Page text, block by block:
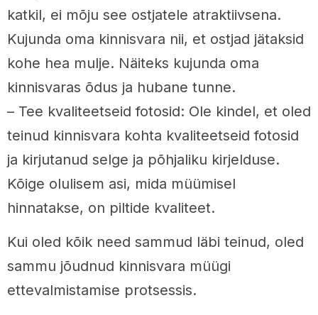
katkil, ei mõju see ostjatele atraktiivsena.
Kujunda oma kinnisvara nii, et ostjad jätaksid
kohe hea mulje. Näiteks kujunda oma
kinnisvaras õdus ja hubane tunne.
– Tee kvaliteetseid fotosid: Ole kindel, et oled
teinud kinnisvara kohta kvaliteetseid fotosid
ja kirjutanud selge ja põhjaliku kirjelduse.
Kõige olulisem asi, mida müümisel
hinnatakse, on piltide kvaliteet.
Kui oled kõik need sammud läbi teinud, oled
sammu jõudnud kinnisvara müügi
ettevalmistamise protsessis.